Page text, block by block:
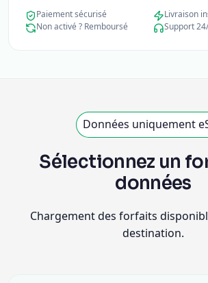
Paiement sécurisé
Livraison
Non activé ? Remboursé
Support
Données uniquement
Sélectionnez un
données
Chargement des forfaits
destination.